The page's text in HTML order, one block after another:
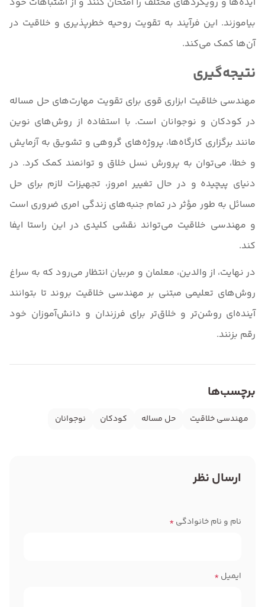
بیاموزند. این فرآیند به تقویت روحیه خطرپذیری و خلاقیت در
آن‌ها کمک می‌کند.
نتیجه‌گیری
مهندسی خلاقیت ابزاری قوی برای تقویت مهارت‌های حل مساله
در کودکان و نوجوانان است. با استفاده از روش‌های نوین
مانند برگزاری کارگاه‌ها، پروژه‌های گروهی و تشویق به آزمایش
و خطا، می‌توان به پرورش نسل خلاق و توانمند کمک کرد. در
دنیای پیچیده و در حال تغییر امروز، تجهیزات لازم برای حل
مسائل به طور مؤثر در تمام جنبه‌های زندگی امری ضروری است
و مهندسی خلاقیت می‌تواند نقشی کلیدی در این راستا ایفا
کند.
در نهایت، از والدین، معلمان و مربیان انتظار می‌رود که به سراغ
روش‌های تعلیمی مبتنی بر مهندسی خلاقیت بروند تا بتوانند
آینده‌ای روشن‌تر و خلاق‌تر برای فرزندان و دانش‌آموزان خود
رقم بزنند.
برچسب‌ها
مهندسی خلاقیت حل مساله کودکان نوجوانان
ارسال نظر
نام و نام خانوادگی*
ایمیل*